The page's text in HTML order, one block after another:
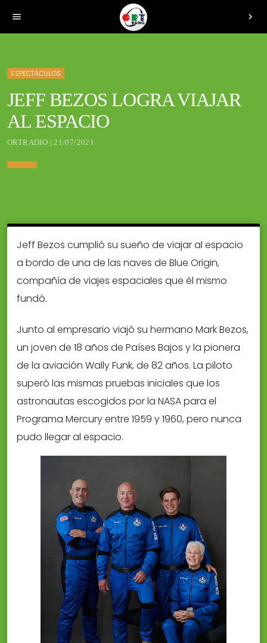
menu chevron_right
ESPECTÁCULOS
JEFF BEZOS LOGRA VIAJAR
AL ESPACIO
ORTRADIO | 21/07/2021
Jeff Bezos cumplió su sueño de viajar al espacio
a bordo de una de las naves de Blue Origin,
compañía de viajes espaciales que él mismo
fundó.
Junto al empresario viajó su hermano Mark Bezos,
un joven de 18 años de Países Bajos y la pionera
de la aviación Wally Funk, de 82 años. La piloto
superó las mismas pruebas iniciales que los
astronautas escogidos por la NASA para el
Programa Mercury entre 1959 y 1960, pero nunca
pudo llegar al espacio.